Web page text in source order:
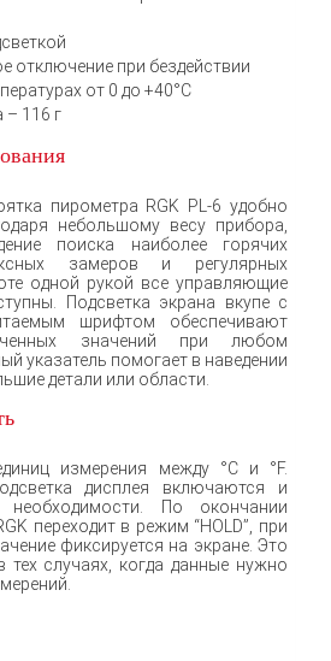
отключение при бездействии
от 0 до +40°C
– 116 г
пирометра RGK PL-6 удобно
небольшому весу прибора,
поиска наиболее горячих
замеров и регулярных
одной рукой все управляющие
Подсветка экрана вкупе с
шрифтом обеспечивают
значений при любом
указатель помогает в наведении
детали или области.
измерения между °C и °F.
дисплея включаются и
По окончании
переходит в режим “HOLD”, при
фиксируется на экране. Это
тех случаях, когда данные нужно